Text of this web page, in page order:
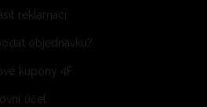
reklamaci
objednávku?
kupóny 4F
účet